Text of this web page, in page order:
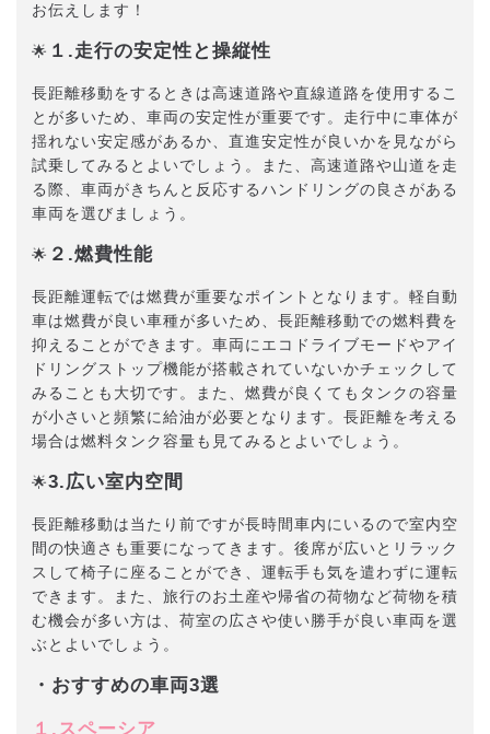
お伝えします！
🌟 １.走行の安定性と操縦性
長距離移動をするときは高速道路や直線道路を使用するこ
とが多いため、車両の安定性が重要です。走行中に車体が
揺れない安定感があるか、直進安定性が良いかを見ながら
試乗してみるとよいでしょう。また、高速道路や山道を走
る際、車両がきちんと反応するハンドリングの良さがある
車両を選びましょう。
🌟 ２.燃費性能
長距離運転では燃費が重要なポイントとなります。軽自動
車は燃費が良い車種が多いため、長距離移動での燃料費を
抑えることができます。車両にエコドライブモードやアイ
ドリングストップ機能が搭載されていないかチェックして
みることも大切です。また、燃費が良くてもタンクの容量
が小さいと頻繁に給油が必要となります。長距離を考える
場合は燃料タンク容量も見てみるとよいでしょう。
🌟3.広い室内空間
長距離移動は当たり前ですが長時間車内にいるので室内空
間の快適さも重要になってきます。後席が広いとリラック
スして椅子に座ることができ、運転手も気を遣わずに運転
できます。また、旅行のお土産や帰省の荷物など荷物を積
む機会が多い方は、荷室の広さや使い勝手が良い車両を選
ぶとよいでしょう。
・おすすめの車両3選
１.スペーシア